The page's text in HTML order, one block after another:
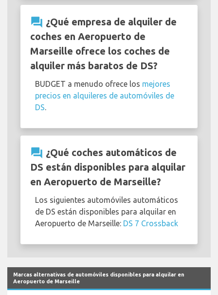
question_answer ¿Qué empresa de alquiler de
coches en Aeropuerto de
Marseille ofrece los coches de
alquiler más baratos de DS?
BUDGET a menudo ofrece los mejores
precios en alquileres de automóviles de
DS
question_answer ¿Qué coches automáticos de
DS están disponibles para alquilar
en Aeropuerto de Marseille?
Los siguientes automóviles automáticos
de DS están disponibles para alquilar en
Aeropuerto de Marseille: DS 7 Crossback
Marcas alternativas de automóviles disponibles para alquilar en
Aeropuerto de Marseille